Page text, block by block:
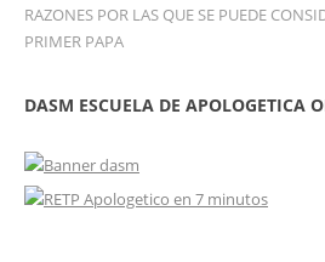
RAZONES POR LAS QUE SE PUEDE
PRIMER PAPA
DASM ESCUELA DE APOLOGETICA